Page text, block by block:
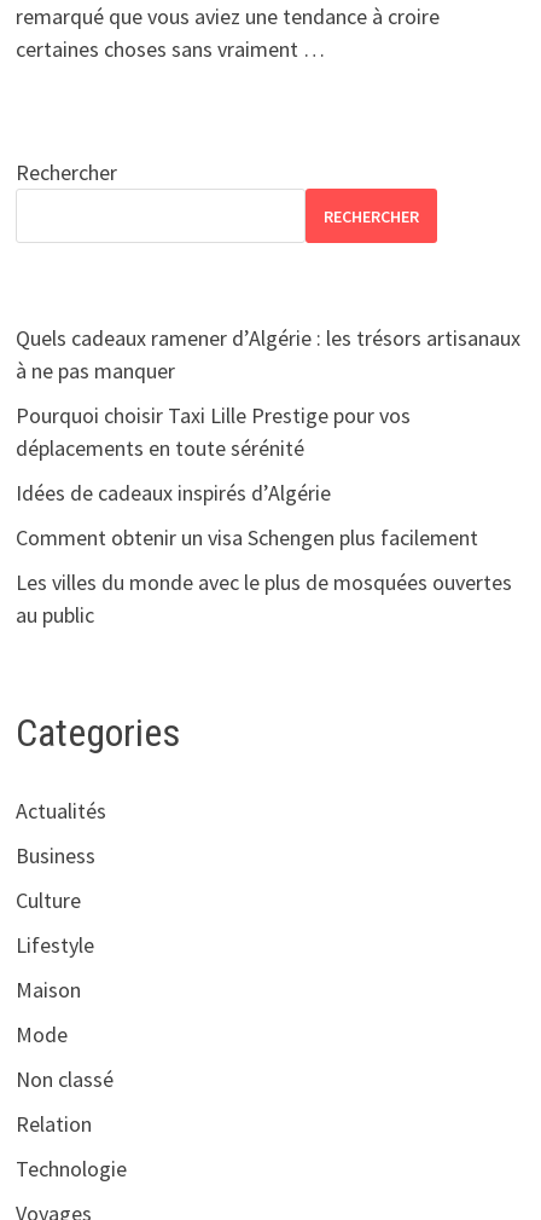
remarqué que vous aviez une tendance à croire
certaines choses sans vraiment …
Rechercher
RECHERCHER
Quels cadeaux ramener d’Algérie : les trésors artisanaux
à ne pas manquer
Pourquoi choisir Taxi Lille Prestige pour vos
déplacements en toute sérénité
Idées de cadeaux inspirés d’Algérie
Comment obtenir un visa Schengen plus facilement
Les villes du monde avec le plus de mosquées ouvertes
au public
Categories
Actualités
Business
Culture
Lifestyle
Maison
Mode
Non classé
Relation
Technologie
Voyages